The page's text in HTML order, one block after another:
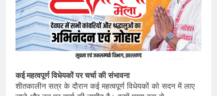
कई महत्वपूर्ण विधेयकों पर चर्चा की संभावना
शीतकालीन सत्र के दौरान कई महत्वपूर्ण विधेयकों को सदन में लाए